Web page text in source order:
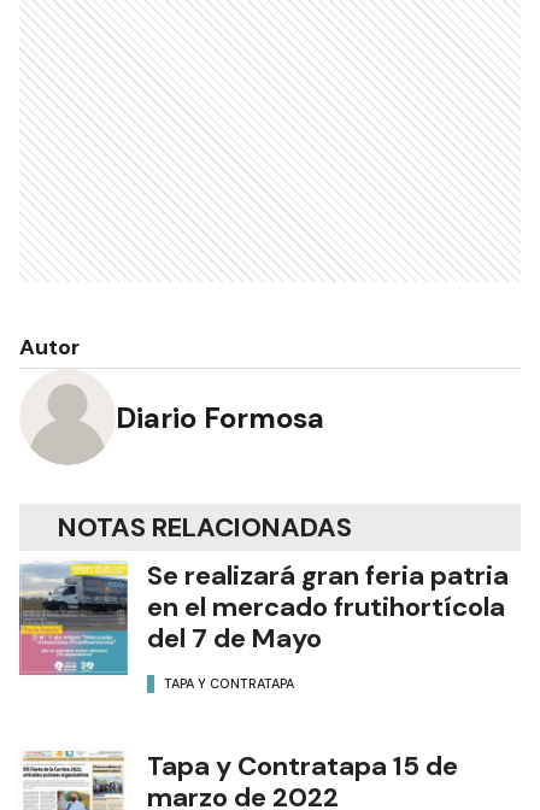
Autor
Diario Formosa
NOTAS RELACIONADAS
Se realizará gran feria patria
en el mercado frutihortícola
del 7 de Mayo
TAPA Y CONTRATAPA
Tapa y Contratapa 15 de
marzo de 2022